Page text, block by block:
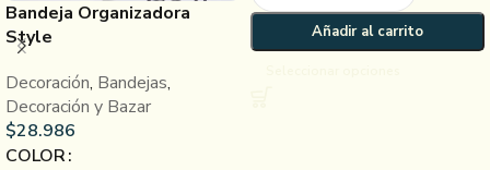
Bandeja Organizadora
Style
Decoración, Bandejas,
Decoración y Bazar
$28.986
COLOR
Añadir al carrito